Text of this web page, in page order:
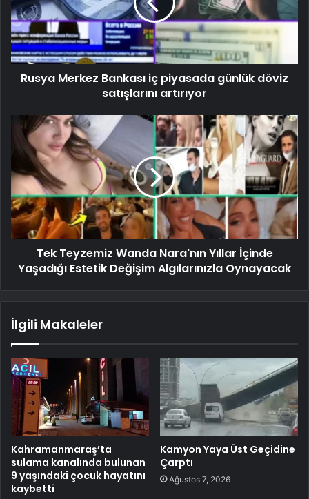
Rusya Merkez Bankası iç piyasada günlük döviz
satışlarını artırıyor
Tek Teyzemiz Wanda Nara'nın Yıllar İçinde
Yaşadığı Estetik Değişim Algılarınızla Oynayacak
İlgili Makaleler
Kahramanmaraş’ta
sulama kanalında bulunan
9 yaşındaki çocuk hayatını
kaybetti
Kamyon Yaya Üst Geçidine
Çarptı
Ağustos 7, 2026